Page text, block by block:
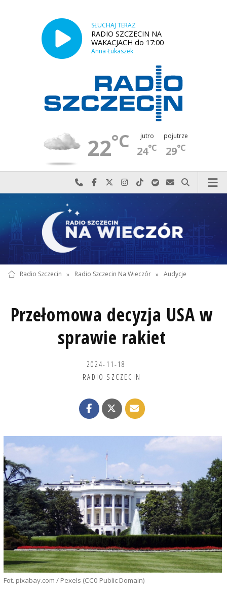
SŁUCHAJ TERAZ
RADIO SZCZECIN NA
WAKACJACH do 17:00
Anna Łukaszek
22°C jutro
24°C
pojutrze
29°C
Najlepiej po prostu do nas zadzwoń
Odwiedź nas na Facebook-u
Odwiedź nas na X
Odwiedź nas na Instagram-ie
Odwiedź nas na TikTok-u
Szukaj nas na Spotify
Wyślij do nas
Szukaj
Radio Szczecin » Radio Szczecin Na Wieczór » Audycje
Przełomowa decyzja USA w
sprawie rakiet
2024-11-18
RADIO SZCZECIN
Fot. pixabay.com / Pexels (CC0 Public Domain)